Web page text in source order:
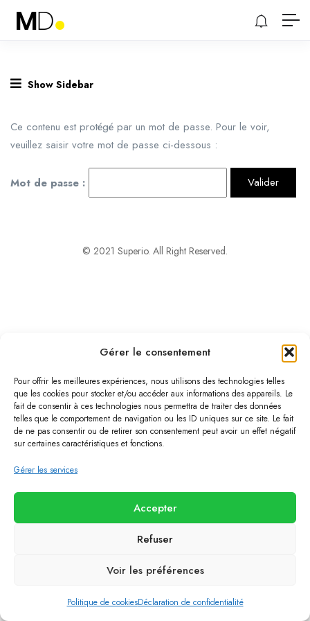
Gérer le consentement
Pour offrir les meilleures expériences, nous utilisons des technologies telles
que les cookies pour stocker et/ou accéder aux informations des appareils. Le
fait de consentir à ces technologies nous permettra de traiter des données
telles que le comportement de navigation ou les ID uniques sur ce site. Le fait
de ne pas consentir ou de retirer son consentement peut avoir un effet négatif
sur certaines caractéristiques et fonctions.
Gérer les services
Accepter
Refuser
Voir les préférences
Politique de cookiesDéclaration de confidentialité
Show Sidebar
Ce contenu est protégé par un mot de passe. Pour le voir,
veuillez saisir votre mot de passe ci-dessous :
Mot de passe :
© 2021 Superio. All Right Reserved.